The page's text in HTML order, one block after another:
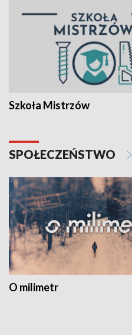
Szkoła Mistrzów
SPOŁECZEŃSTWO
O milimetr